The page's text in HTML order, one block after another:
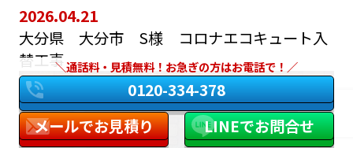
2026.04.21
大分県 大分市 S様 コロナエコキュート入
替工事通話料・見積無料！お急ぎの方はお電話で！
0120-334-378
メールでお見積り
LINEでお問合せ